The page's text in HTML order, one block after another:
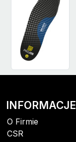
INFORMACJE
O Firmie
CSR